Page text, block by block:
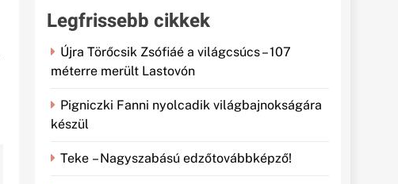
Legfrissebb cikkek
Újra Törőcsik Zsófiáé a világcsúcs – 107
méterre merült Lastovón
Pigniczki Fanni nyolcadik világbajnokságára
készül
Teke – Nagyszabású edzőtovábbképző!